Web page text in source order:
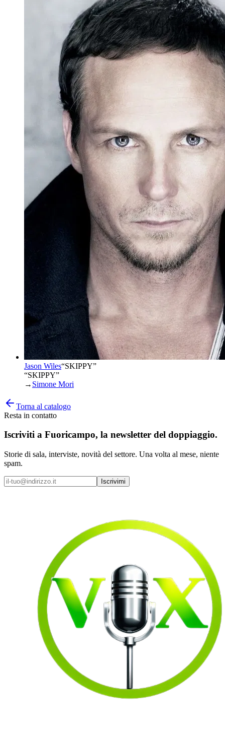
Jason Wiles“SKIPPY”
“SKIPPY”
→ Simone Mori
Torna al catalogo
Resta in contatto
Iscriviti a Fuoricampo, la newsletter del doppiaggio.
Storie di sala, interviste, novità del settore. Una volta al mese, niente
spam.
Iscrivimi